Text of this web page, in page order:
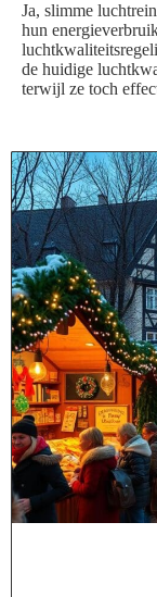
Ja, slimme
hun
de huidige
terwijl ze toch